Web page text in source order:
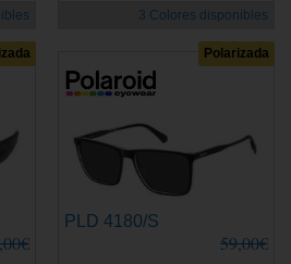
3 Colores disponibles
Polarizada
PLD 4180/S
59,00€